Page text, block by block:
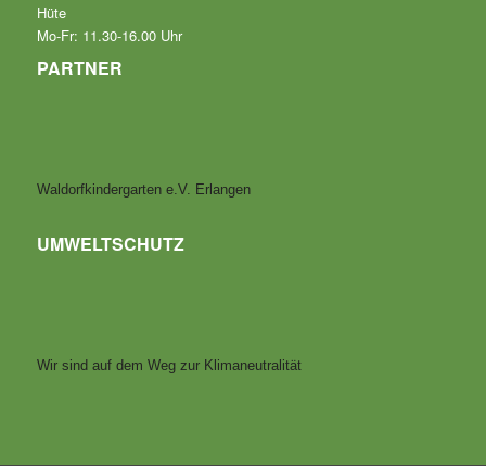
Hüte
Mo-Fr: 11.30-16.00 Uhr
PARTNER
Waldorfkindergarten e.V. Erlangen
UMWELTSCHUTZ
Wir sind auf dem Weg zur Klimaneutralität